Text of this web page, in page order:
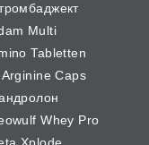
Multi
Tabletten
Caps
Whey Pro